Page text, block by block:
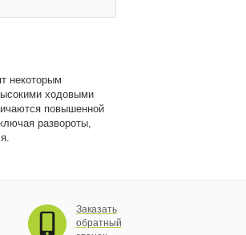
некоторым
ходовыми
повышенной
развороты,
Заказать
обратный